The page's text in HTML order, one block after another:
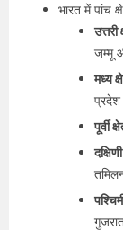
भारत में पांच
उत्तरी
जम्मू
मध्य
पूर्वी